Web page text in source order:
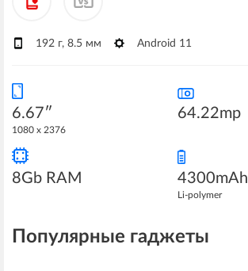
192 г, 8.5 мм Android 11
6.67″
1080 x 2376
64.22mp
8Gb RAM 4300mAh
Li-polymer
Популярные гаджеты